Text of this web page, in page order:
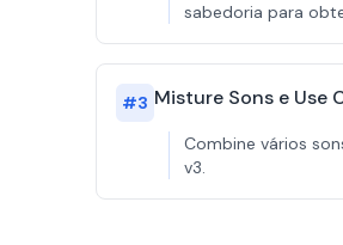
sabedoria para
#3 Misture Sons e Use
Combine vários
v3.